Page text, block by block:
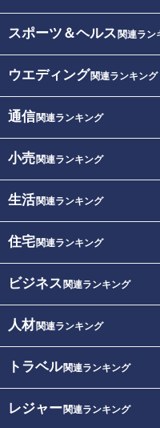
スポーツ＆ヘルス 関連ラン
ウエディング関連ランキング
通信関連ランキング
小売関連ランキング
生活関連ランキング
住宅関連ランキング
ビジネス 関連ランキング
人材関連ランキング
トラベル関連ランキング
レジャー関連ランキング